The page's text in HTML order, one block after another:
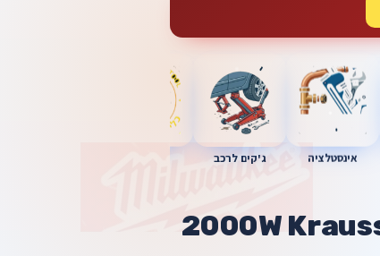
אינסטלציה ג'קים לרכב